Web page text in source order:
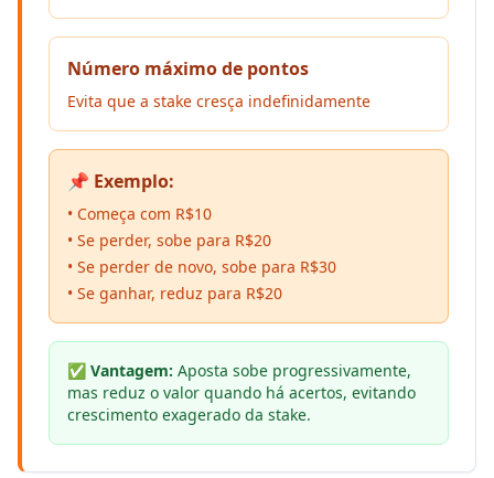
Número máximo de pontos
Evita que a stake cresça indefinidamente
📌 Exemplo:
• Começa com R$10
• Se perder, sobe para R$20
• Se perder de novo, sobe para R$30
• Se ganhar, reduz para R$20
✅ Vantagem: Aposta sobe progressivamente,
mas reduz o valor quando há acertos, evitando
crescimento exagerado da stake.